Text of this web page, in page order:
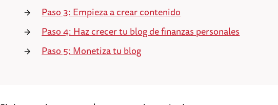
Paso 3: Empieza a crear contenido
Paso 4: Haz crecer tu blog de finanzas personales
Paso 5: Monetiza tu blog